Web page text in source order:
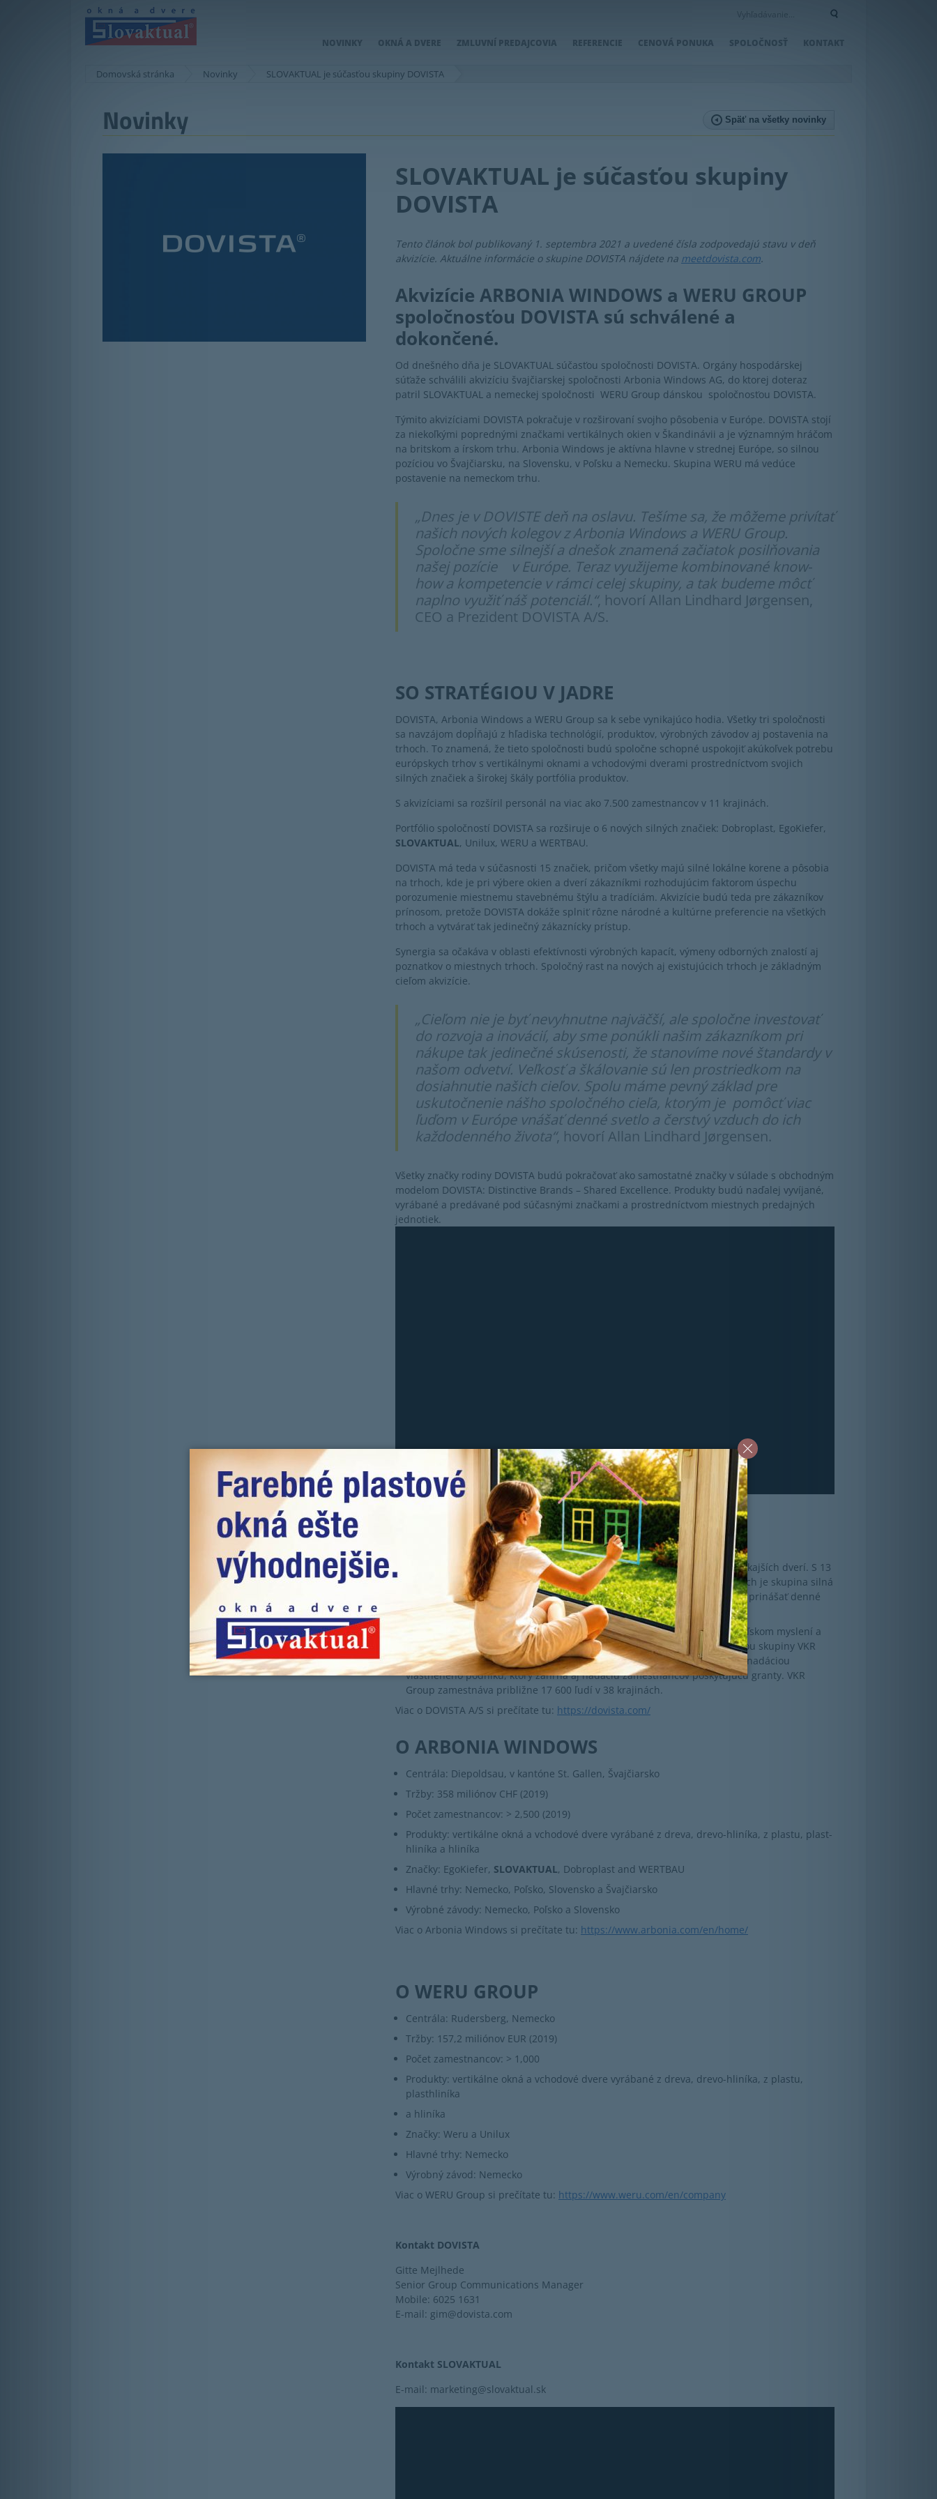
NOVINKY OKNÁ A DVERE ZMLUVNÍ PREDAJCOVIA REFERENCIE CENOVÁ PONUKA SPOLOČNOSŤ KONTAKT
Domovská stránka Novinky SLOVAKTUAL je súčasťou skupiny DOVISTA
Novinky Späť na všetky novinky
SLOVAKTUAL je súčasťou skupiny
DOVISTA
Tento článok bol publikovaný 1. septembra 2021 a uvedené čísla zodpovedajú stavu v deň
akvizície. Aktuálne informácie o skupine DOVISTA nájdete na meetdovista.com.
Akvizície ARBONIA WINDOWS a WERU GROUP
spoločnosťou DOVISTA sú schválené a
dokončené.
Od dnešného dňa je SLOVAKTUAL súčasťou spoločnosti DOVISTA. Orgány hospodárskej
súťaže schválili akvizíciu švajčiarskej spoločnosti Arbonia Windows AG, do ktorej doteraz
patril SLOVAKTUAL a nemeckej spoločnosti WERU Group dánskou spoločnosťou DOVISTA.
Týmito akvizíciami DOVISTA pokračuje v rozširovaní svojho pôsobenia v Európe. DOVISTA stojí
za niekoľkými poprednými značkami vertikálnych okien v Škandinávii a je významným hráčom
na britskom a írskom trhu. Arbonia Windows je aktívna hlavne v strednej Európe, so silnou
pozíciou vo Švajčiarsku, na Slovensku, v Poľsku a Nemecku. Skupina WERU má vedúce
postavenie na nemeckom trhu.
„Dnes je v DOVISTE deň na oslavu. Tešíme sa, že môžeme privítať
našich nových kolegov z Arbonia Windows a WERU Group.
Spoločne sme silnejší a dnešok znamená začiatok posilňovania
našej pozície v Európe. Teraz využijeme kombinované know-
how a kompetencie v rámci celej skupiny, a tak budeme môcť
naplno využiť náš potenciál.“, hovorí Allan Lindhard Jørgensen,
CEO a Prezident DOVISTA A/S.
SO STRATÉGIOU V JADRE
DOVISTA, Arbonia Windows a WERU Group sa k sebe vynikajúco hodia. Všetky tri spoločnosti
sa navzájom dopĺňajú z hľadiska technológií, produktov, výrobných závodov aj postavenia na
trhoch. To znamená, že tieto spoločnosti budú spoločne schopné uspokojiť akúkoľvek potrebu
európskych trhov s vertikálnymi oknami a vchodovými dverami prostredníctvom svojich
silných značiek a širokej škály portfólia produktov.
S akvizíciami sa rozšíril personál na viac ako 7.500 zamestnancov v 11 krajinách.
Portfólio spoločností DOVISTA sa rozširuje o 6 nových silných značiek: Dobroplast, EgoKiefer,
SLOVAKTUAL, Unilux, WERU a WERTBAU.
DOVISTA má teda v súčasnosti 15 značiek, pričom všetky majú silné lokálne korene a pôsobia
na trhoch, kde je pri výbere okien a dverí zákazníkmi rozhodujúcim faktorom úspechu
porozumenie miestnemu stavebnému štýlu a tradíciám. Akvizície budú teda pre zákazníkov
prínosom, pretože DOVISTA dokáže splniť rôzne národné a kultúrne preferencie na všetkých
trhoch a vytvárať tak jedinečný zákaznícky prístup.
Synergia sa očakáva v oblasti efektívnosti výrobných kapacít, výmeny odborných znalostí aj
poznatkov o miestnych trhoch. Spoločný rast na nových aj existujúcich trhoch je základným
cieľom akvizície.
„Cieľom nie je byť nevyhnutne najväčší, ale spoločne investovať
do rozvoja a inovácií, aby sme ponúkli našim zákazníkom pri
nákupe tak jedinečné skúsenosti, že stanovíme nové štandardy v
našom odvetví. Veľkosť a škálovanie sú len prostriedkom na
dosiahnutie našich cieľov. Spolu máme pevný základ pre
uskutočnenie nášho spoločného cieľa, ktorým je pomôcť viac
ľuďom v Európe vnášať denné svetlo a čerstvý vzduch do ich
každodenného života“, hovorí Allan Lindhard Jørgensen.
Všetky značky rodiny DOVISTA budú pokračovať ako samostatné značky v súlade s obchodným
modelom DOVISTA: Distinctive Brands – Shared Excellence. Produkty budú naďalej vyvíjané,
vyrábané a predávané pod súčasnými značkami a prostredníctvom miestnych predajných
jednotiek.
O spoločnosti DOVISTA
je popredným európskym dodávateľom vertikálnych okien a vonkajších dverí. S 13
charakteristickými značkami a približne 7 000 zamestnancami na 10 trhoch je skupina silná
na lokálnej úrovni a medzinárodne prepojená, vedená spoločným cieľom prinášať denné
svetlo a čerstvý vzduch do každodenného života ľudí.
DOVISTA stavia na dedičstve zakorenenom v dánskom dizajne, podnikateľskom myslení a
znalostiach odvetvia, ktoré siahajú až do roku 1941. Spoločnosť je súčasťou skupiny VKR
Group a je v plnom vlastníctve spoločnosti VKR Holding A/S, rodinného a nadáciou
vlastneného podniku, ktorý zahŕňa aj nadáciu zamestnancov poskytujúcu granty. VKR
Group zamestnáva približne 17 600 ľudí v 38 krajinách.
Viac o DOVISTA A/S si prečítate tu: https://dovista.com/
O ARBONIA WINDOWS
Centrála: Diepoldsau, v kantóne St. Gallen, Švajčiarsko
Tržby: 358 miliónov CHF (2019)
Počet zamestnancov: > 2,500 (2019)
Produkty: vertikálne okná a vchodové dvere vyrábané z dreva, drevo-hliníka, z plastu, plast-
hliníka a hliníka
Značky: EgoKiefer, SLOVAKTUAL, Dobroplast and WERTBAU
Hlavné trhy: Nemecko, Poľsko, Slovensko a Švajčiarsko
Výrobné závody: Nemecko, Poľsko a Slovensko
Viac o Arbonia Windows si prečítate tu: https://www.arbonia.com/en/home/
O WERU GROUP
Centrála: Rudersberg, Nemecko
Tržby: 157,2 miliónov EUR (2019)
Počet zamestnancov: > 1,000
Produkty: vertikálne okná a vchodové dvere vyrábané z dreva, drevo-hliníka, z plastu,
plasthliníka
a hliníka
Značky: Weru a Unilux
Hlavné trhy: Nemecko
Výrobný závod: Nemecko
Viac o WERU Group si prečítate tu: https://www.weru.com/en/company
Kontakt DOVISTA
Gitte Mejlhede
Senior Group Communications Manager
Mobile: 6025 1631
E-mail: gim@dovista.com
Kontakt SLOVAKTUAL
E-mail: marketing@slovaktual.sk